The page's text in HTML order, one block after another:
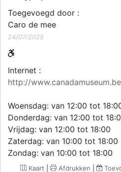
Toegevoegd door :
Caro de mee
24/07/2025
Internet :
http://
Woensdag: van 12:00 tot
Donderdag: van 12:00 tot
Vrijdag: van 12:00 tot 18:00
Zaterdag: van 10:00 tot 18:00
Zondag: van 10:00 tot 18:00
Kaart | Afdrukken |